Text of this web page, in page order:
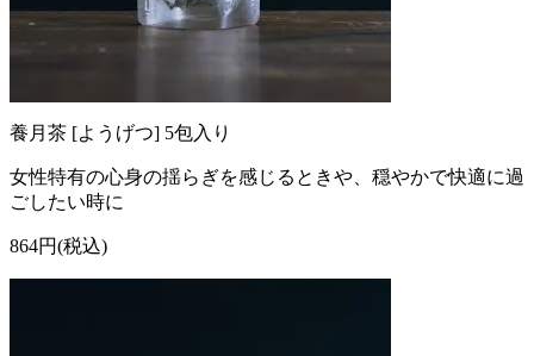
養月茶 [ようげつ] 5包入り
女性特有の心身の揺らぎを感じるときや、穏やかで快適に過
ごしたい時に
864円(税込)